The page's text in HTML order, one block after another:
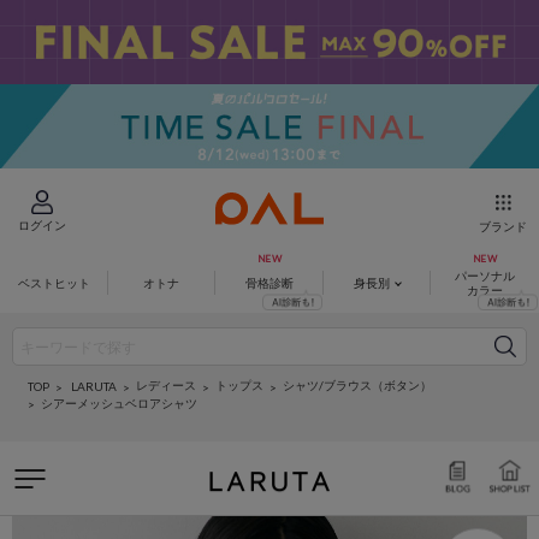
ログイン ブランド
ベストヒット オトナ 骨格診断 身長別
パーソナル
カラー
TOP LARUTA レディース トップス
シャツ/ブラウス（ボタン）
シアーメッシュベロアシャツ